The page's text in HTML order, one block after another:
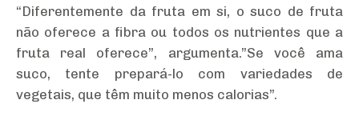
“Diferentemente da fruta em si, o suco de fruta
não oferece a fibra ou todos os nutrientes que a
fruta real oferece”, argumenta.”Se você ama
suco, tente prepará-lo com variedades de
vegetais, que têm muito menos calorias”.